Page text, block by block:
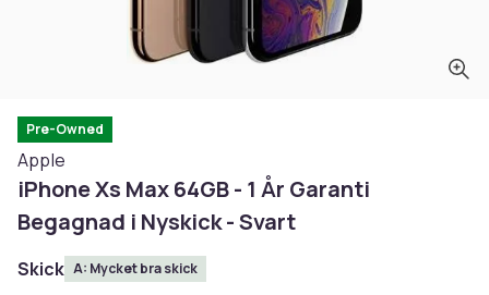
Pre-Owned
Apple
iPhone Xs Max 64GB - 1 År Garanti
Begagnad i Nyskick - Svart
Skick A: Mycket bra skick